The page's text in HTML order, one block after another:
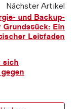
Nächster Artikel
und Backup-
Ein
Leitfaden
sich